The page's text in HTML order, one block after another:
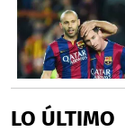
LO ÚLTIMO